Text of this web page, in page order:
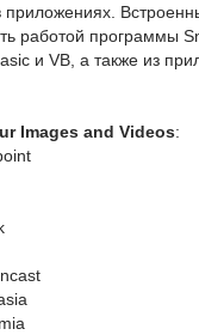
приложениях.
работой программы
и VB, а также из
Images and Videos: